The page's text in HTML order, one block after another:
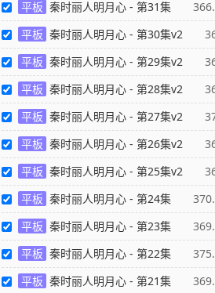
平板 秦时丽人明月心 - 第31集
平板 秦时丽人明月心 - 第30集v2
平板 秦时丽人明月心 - 第29集v2
平板 秦时丽人明月心 - 第28集v2
平板 秦时丽人明月心 - 第27集v2
平板 秦时丽人明月心 - 第26集v2
平板 秦时丽人明月心 - 第25集v2
平板 秦时丽人明月心 - 第24集
平板 秦时丽人明月心 - 第23集
平板 秦时丽人明月心 - 第22集
平板 秦时丽人明月心 - 第21集